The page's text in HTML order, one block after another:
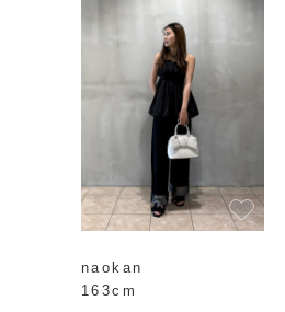
naokan
163cm